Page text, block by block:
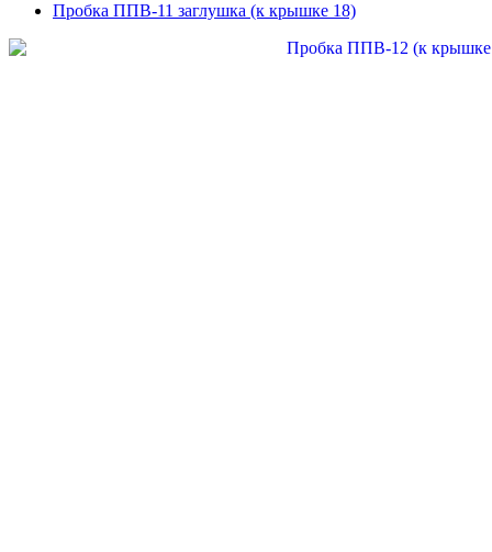
Пробка ППВ-11 заглушка (к крышке 18)